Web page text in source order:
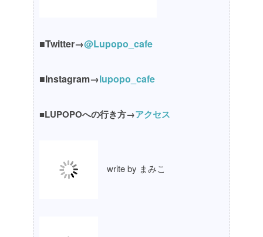
■Twitter→@Lupopo_cafe
■Instagram→lupopo_cafe
■LUPOPOへの行き方→アクセス
write by まみこ